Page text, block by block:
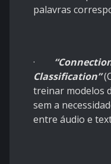
palavras
·
Classification”
treinar modelos
sem a
entre áudio e